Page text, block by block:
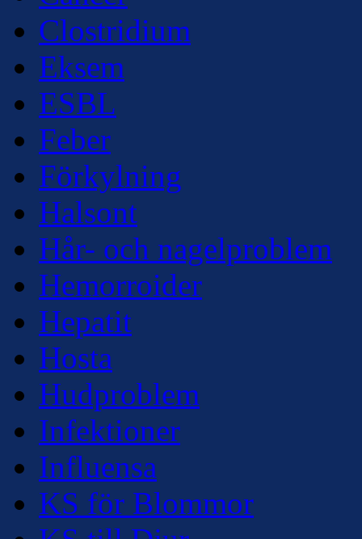
Clostridium
Eksem
ESBL
Feber
Förkylning
Halsont
Hår- och nagelproblem
Hemorroider
Hepatit
Hosta
Hudproblem
Infektioner
Influensa
KS för Blommor